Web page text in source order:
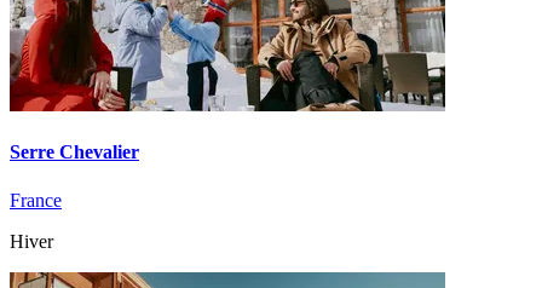
Serre Chevalier
France
Hiver